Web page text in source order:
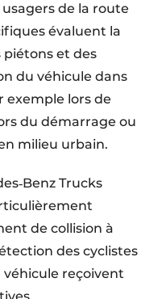
de la route
évaluent la
et des
du véhicule dans
exemple lors de
du démarrage ou
milieu urbain.
Trucks
de collision à
des cyclistes
véhicule reçoivent